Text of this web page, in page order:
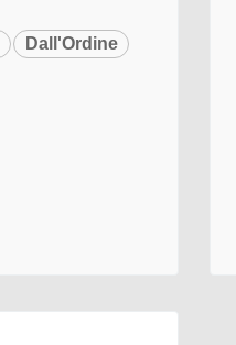
Dall'Ordine